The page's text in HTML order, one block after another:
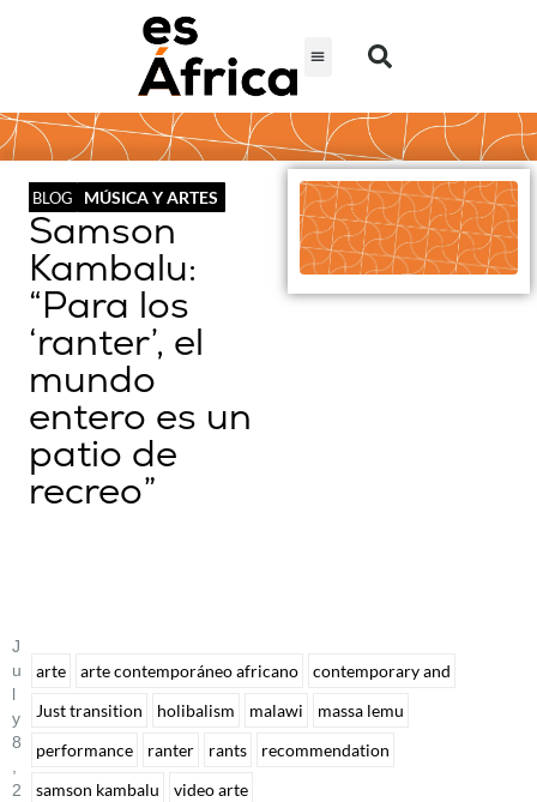
BLOG MÚSICA Y ARTES
Samson
Kambalu:
“Para los
‘ranter’, el
mundo
entero es un
patio de
recreo”
J
U
L
Y
8
2
arte arte contemporáneo africano
contemporary and
Just transition
holibalism malawi
massa lemu
performance
ranter rants
recommendation
samson kambalu
video arte